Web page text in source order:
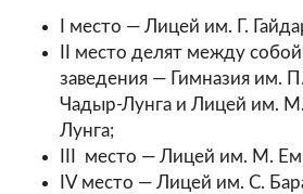
I место — Лицей им. Г.
II место делят между
заведения — Гимназия им.
Чадыр-Лунга и Лицей им.
Лунга;
III место — Лицей им. М.
IV место — Лицей им. С.